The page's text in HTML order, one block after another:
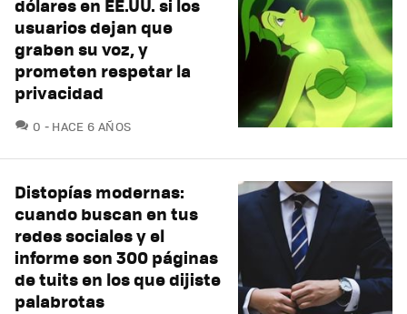
dólares en EE.UU. si los
usuarios dejan que
graben su voz, y
prometen respetar la
privacidad
0 COMENTARIOS
HACE 6 AÑOS
Distopías modernas:
cuando buscan en tus
redes sociales y el
informe son 300 páginas
de tuits en los que dijiste
palabrotas